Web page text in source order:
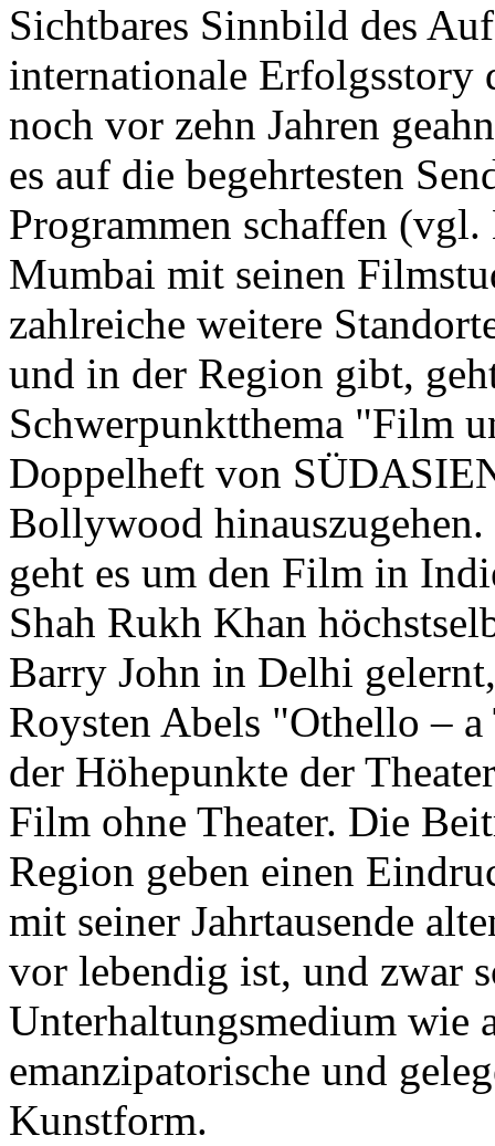
Sichtbares Sinnbild des
internationale Erfolgsstory
noch vor zehn Jahren
es auf die begehrtesten
Programmen schaffen (vgl.
Mumbai mit seinen
zahlreiche weitere
und in der Region gibt,
Schwerpunktthema "Film
Doppelheft von
Bollywood
geht es um den Film in
Shah Rukh Khan
Barry John in Delhi
Roysten Abels "Othello –
der Höhepunkte der
Film ohne Theater. Die
Region geben einen
mit seiner Jahrtausende
vor lebendig ist, und zwar
Unterhaltungsmedium wie
emanzipatorische und
Kunstform.